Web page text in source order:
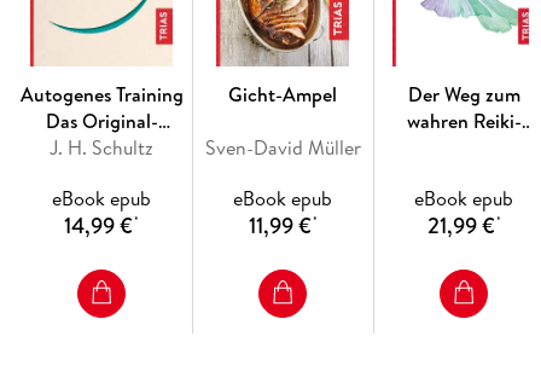
Ganzheitlich und individuell:Ernährung, Mikronährstoffe,
bioidentische Hormone, pflanzliche Therapien,
Stressabbau - Ihr Weg zu mehr Gesundheit und
Leichtigkeit.
Ihr persönliches Praxis-Programm: mit Selbsttest, Übungs-
und Ernährungsplänen für Ihren Neustart mit flachem
Bauch - wissenschaftlich fundiert und alltagstauglich
Weniger Bauchfett, neues Lebensgefühl!
Autogenes Training
Das Original-
Übungsbuch
J. H. Schultz
eBook epub
14,99 €*
Gicht-Ampel
Sven-David Müller
eBook epub
11,99 €*
Der Weg zum
wahren Reiki-
eBook epub
21,99 €*